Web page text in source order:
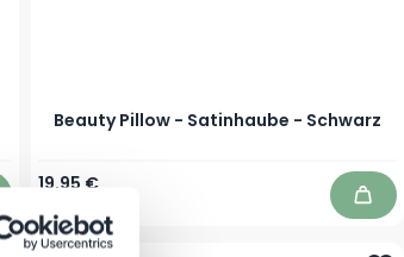
Beauty Pillow - Satinhaube - Schwarz
19,95 €
In